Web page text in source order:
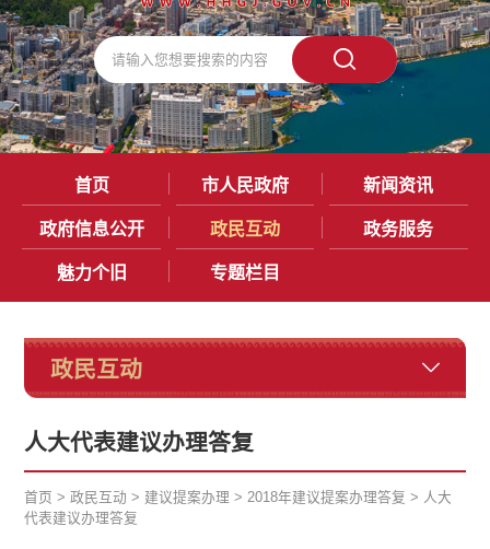
首页 市人民政府 新闻资讯
政府信息公开 政民互动 政务服务
魅力个旧 专题栏目
政民互动
人大代表建议办理答复
首页 >政民互动 > 建议提案办理 > 2018年建议提案办理答复 > 人大
代表建议办理答复